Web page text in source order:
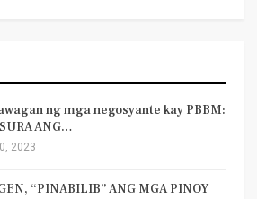
ng mga negosyante kay PBBM:
ANG…
2023
“PINABILIB” ANG MGA PINOY